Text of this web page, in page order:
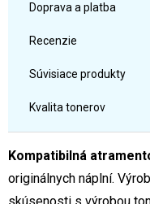
Doprava a platba
Recenzie
Súvisiace produkty
Kvalita tonerov
Kompatibilná
originálnych náplní.